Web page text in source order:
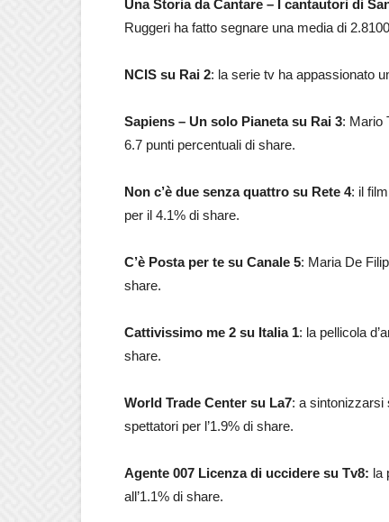
Una Storia da Cantare – I cantautori di
Ruggeri ha fatto segnare una media di
NCIS su Rai 2: la serie tv ha appassionato
Sapiens – Un solo Pianeta su Rai 3: Mario
6.7 punti percentuali di share.
Non c’è due senza quattro su Rete 4: il
per il 4.1% di share.
C’è Posta per te su Canale 5: Maria De
share.
Cattivissimo me 2 su Italia 1: la pellicola
share.
World Trade Center su La7: a sintonizzarsi
spettatori per l’1.9% di share.
Agente 007 Licenza di uccidere su Tv8: la
all’1.1% di share.